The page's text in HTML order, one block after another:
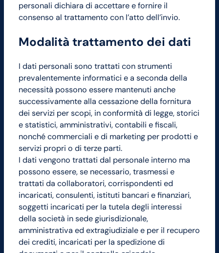
personali dichiara di accettare e fornire il
consenso al trattamento con l’atto dell’invio.
Modalità trattamento dei dati
I dati personali sono trattati con strumenti
prevalentemente informatici e a seconda della
necessità possono essere mantenuti anche
successivamente alla cessazione della fornitura
dei servizi per scopi, in conformità di legge, storici
e statistici, amministrativi, contabili e fiscali,
nonché commerciali e di marketing per prodotti e
servizi propri o di terze parti.
I dati vengono trattati dal personale interno ma
possono essere, se necessario, trasmessi e
trattati da collaboratori, corrispondenti ed
incaricati, consulenti, istituti bancari e finanziari,
soggetti incaricati per la tutela degli interessi
della società in sede giurisdizionale,
amministrativa ed extragiudiziale e per il recupero
dei crediti, incaricati per la spedizione di